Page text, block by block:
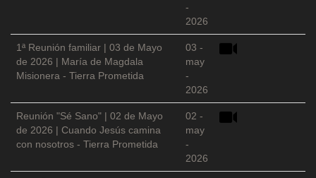
-
2026
1ª Reunión familiar | 03 de Mayo
de 2026 | María de Magdala
Misionera - Tierra Prometida
03 -
may
-
2026
Reunión "Sé Sano" | 02 de Mayo
de 2026 | Cuando Jesús camina
con nosotros - Tierra Prometida
02 -
may
-
2026